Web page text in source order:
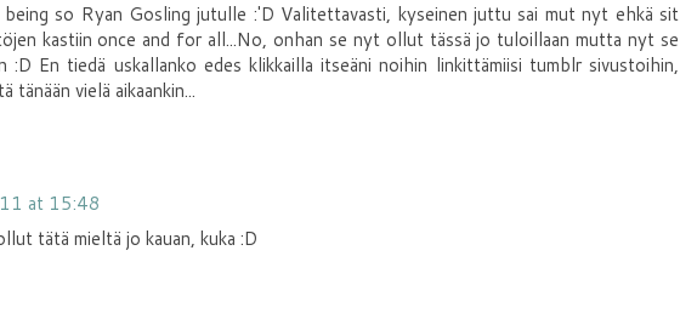
so Ryan Gosling jutulle :'D Valitettavasti, kyseinen juttu sai mut nyt ehkä sit
kastiin once and for all...No, onhan se nyt ollut tässä jo tuloillaan mutta nyt se
:D En tiedä uskallanko edes klikkailla itseäni noihin linkittämiisi tumblr sivustoihin,
tänään vielä aikaankin...
at 15:48
tätä mieltä jo kauan, kuka :D